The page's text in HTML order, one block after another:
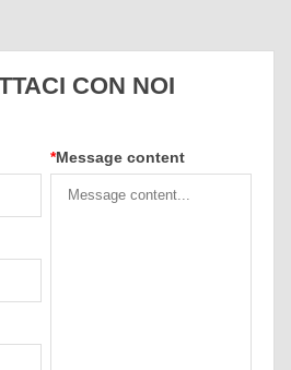
CON NOI
*Message content